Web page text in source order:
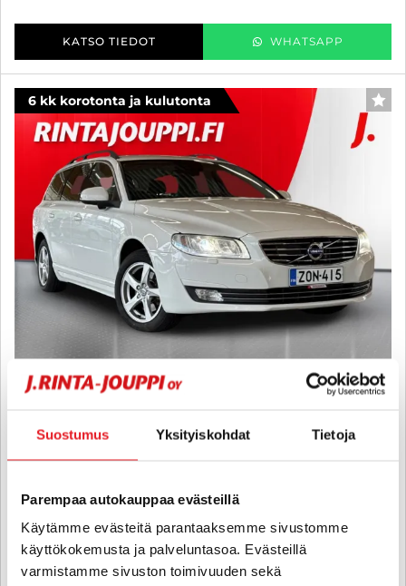
Suostumus Yksityiskohdat Tietoja
Parempaa autokauppaa evästeillä
Käytämme evästeitä parantaaksemme sivustomme
käyttökokemusta ja palveluntasoa. Evästeillä
varmistamme sivuston toimivuuden sekä
KATSO TIEDOT WHATSAPP
6 kk korotonta ja kulutonta
D3 Business aut - 6 kk korotonta ja kulutonta maksuaikaa! -
WEBASTO, VETOKOUKKU, CRUISE,
13 800 €
alk. 164 € / kk
seinäjoki